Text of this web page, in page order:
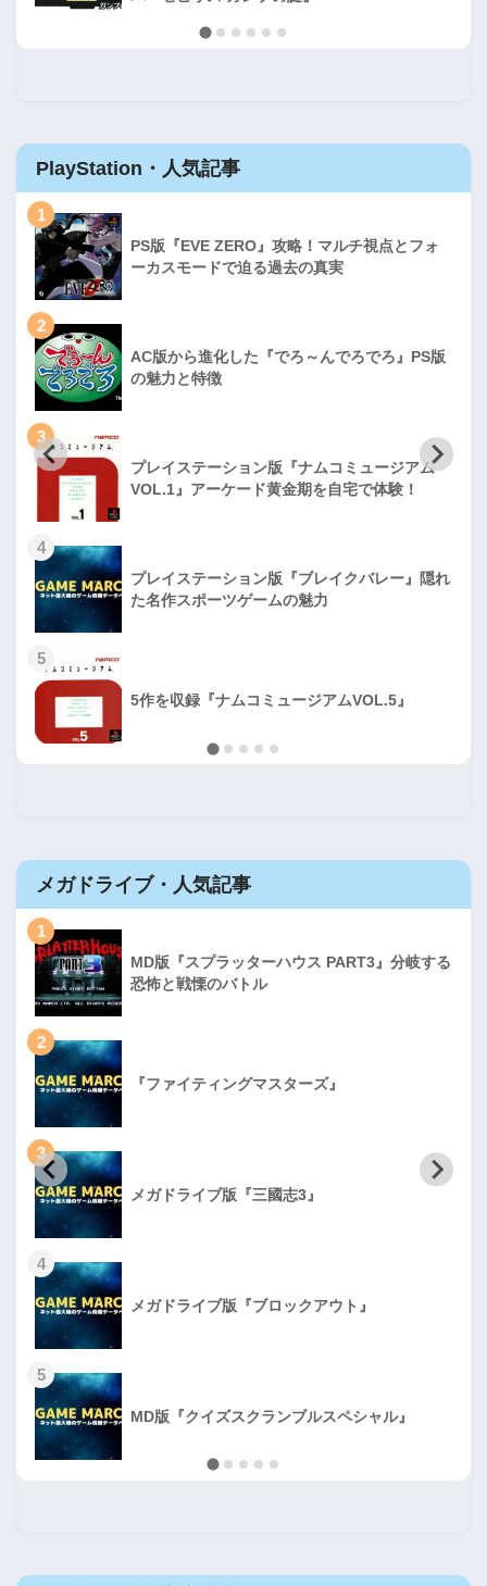
PlayStation・人気記事
1
PS版『EVE ZERO』攻略！マルチ視点とフォ
ーカスモードで迫る過去の真実
2
AC版から進化した『でろ～んでろでろ』PS版
の魅力と特徴
3
プレイステーション版『ナムコミュージアム
VOL.1』アーケード黄金期を自宅で体験！
4
プレイステーション版『ブレイクバレー』隠れ
た名作スポーツゲームの魅力
5
5作を収録『ナムコミュージアムVOL.5』
メガドライブ・人気記事
1
MD版『スプラッターハウス PART3』分岐する
恐怖と戦慄のバトル
2
『ファイティングマスターズ』
3
メガドライブ版『三國志3』
4
メガドライブ版『ブロックアウト』
5
MD版『クイズスクランブルスペシャル』